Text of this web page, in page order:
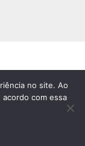
no site. Ao
com essa